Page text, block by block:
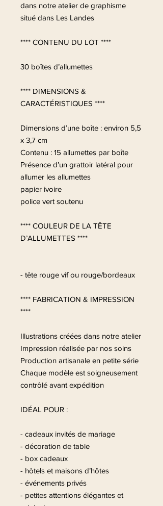
dans notre atelier de graphisme
situé dans Les Landes
**** CONTENU DU LOT ****
30 boîtes d’allumettes
**** DIMENSIONS &
CARACTÉRISTIQUES ****
Dimensions d’une boîte : environ 5,5
x 3,7 cm
Contenu : 15 allumettes par boîte
Présence d’un grattoir latéral pour
allumer les allumettes
papier ivoire
police vert soutenu
**** COULEUR DE LA TÊTE
D’ALLUMETTES ****
- tête rouge vif ou rouge/bordeaux
**** FABRICATION & IMPRESSION
****
Illustrations créées dans notre atelier
Impression réalisée par nos soins
Production artisanale en petite série
Chaque modèle est soigneusement
contrôlé avant expédition
IDÉAL POUR :
- cadeaux invités de mariage
- décoration de table
- box cadeaux
- hôtels et maisons d’hôtes
- événements privés
- petites attentions élégantes et